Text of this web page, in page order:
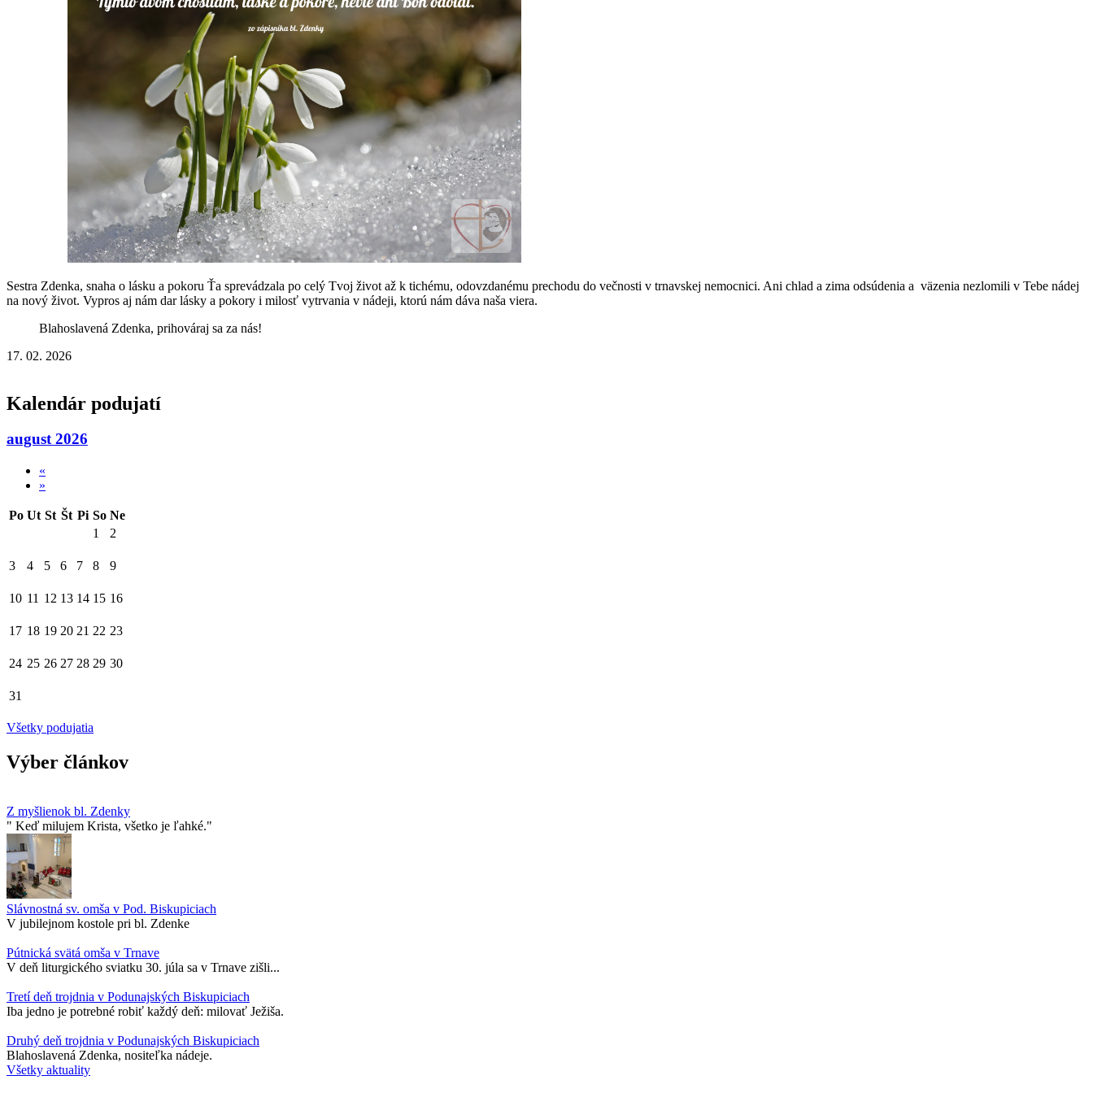
Sestra Zdenka, snaha o lásku a pokoru Ťa sprevádzala po celý Tvoj život až k tichému, odovzdanému prechodu do večnosti v trnavskej nemocnici. Ani chlad a zima odsúdenia a väzenia nezlomili v Tebe nádej
na nový život. Vypros aj nám dar lásky a pokory i milosť vytrvania v nádeji, ktorú nám dáva naša viera.
Blahoslavená Zdenka, prihováraj sa za nás!
17. 02. 2026
Kalendár podujatí
august 2026
«
»
Po Ut St Št Pi So Ne
1
2
3 4 5 6 7 8 9
10 11 12 13 14 15 16
17 18 19 20 21 22 23
24 25 26 27 28 29 30
31
Všetky podujatia
Výber článkov
Z myšlienok bl. Zdenky
" Keď milujem Krista, všetko je ľahké."
Slávnostná sv. omša v Pod. Biskupiciach
V jubilejnom kostole pri bl. Zdenke
Pútnická svätá omša v Trnave
V deň liturgického sviatku 30. júla sa v Trnave zišli...
Tretí deň trojdnia v Podunajských Biskupiciach
Iba jedno je potrebné robiť každý deň: milovať Ježiša.
Druhý deň trojdnia v Podunajských Biskupiciach
Blahoslavená Zdenka, nositeľka nádeje.
Všetky aktuality